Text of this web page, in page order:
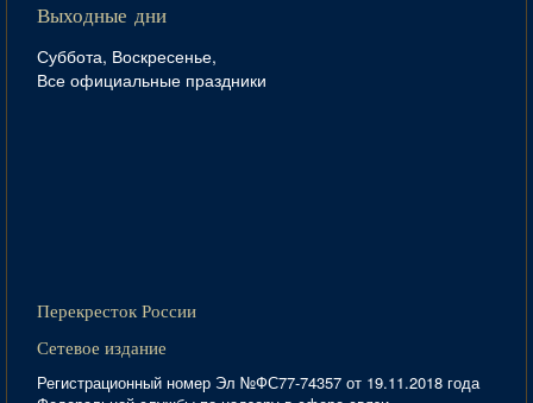
Выходные дни
Суббота, Воскресенье,
Все официальные праздники
Перекресток России
Сетевое издание
Регистрационный номер Эл №ФС77-74357 от 19.11.2018 года